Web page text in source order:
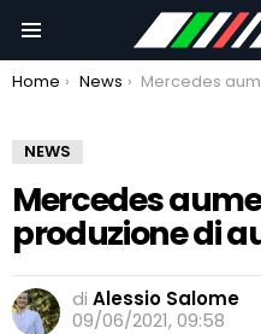
You are here:
Home News Mercedes aumenta la produzione di auto a
NEWS
Mercedes
produzione di
di Alessio Salome
09/06/2021, 09:58